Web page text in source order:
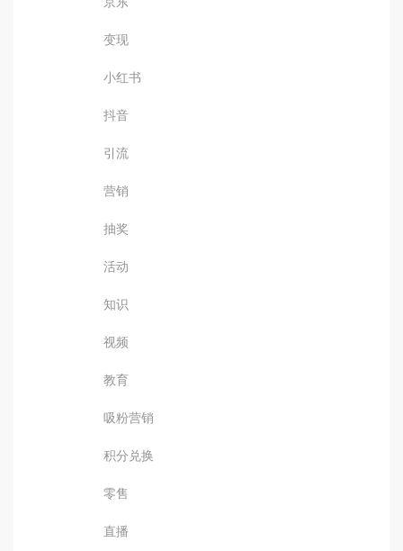
变现
小红书
抖音
引流
营销
抽奖
活动
知识
视频
教育
吸粉营销
积分兑换
零售
直播